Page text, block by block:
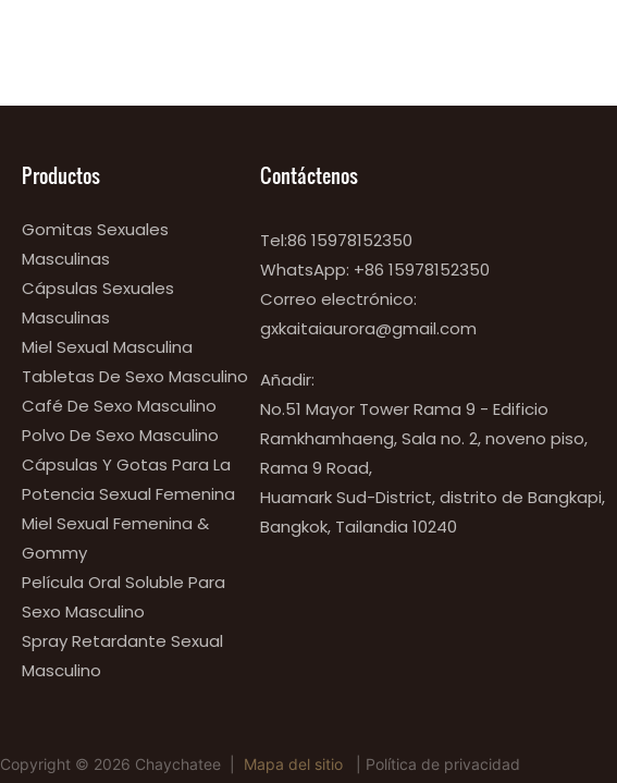
Productos
Gomitas Sexuales
Masculinas
Cápsulas Sexuales
Masculinas
Miel Sexual Masculina
Tabletas De Sexo Masculino
Café De Sexo Masculino
Polvo De Sexo Masculino
Cápsulas Y Gotas Para La
Potencia Sexual Femenina
Miel Sexual Femenina &
Gommy
Película Oral Soluble Para
Sexo Masculino
Spray Retardante Sexual
Masculino
Contáctenos
Tel:86 15978152350
WhatsApp: +86 15978152350
Correo electrónico:
gxkaitaiaurora@gmail.com
Añadir:
No.51 Mayor Tower Rama 9 - Edificio
Ramkhamhaeng, Sala no. 2, noveno piso,
Rama 9 Road,
Huamark Sud-District, distrito de Bangkapi,
Bangkok, Tailandia 10240
Copyright © 2026 Chaychatee | Mapa del sitio Política de privacidad